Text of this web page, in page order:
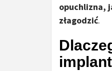
opuchlizna,
złagodzić.